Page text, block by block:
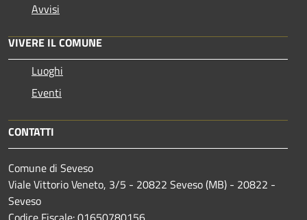
Avvisi
VIVERE IL COMUNE
Luoghi
Eventi
CONTATTI
Comune di Seveso
Viale Vittorio Veneto, 3/5 - 20822 Seveso (MB) - 20822 -
Seveso